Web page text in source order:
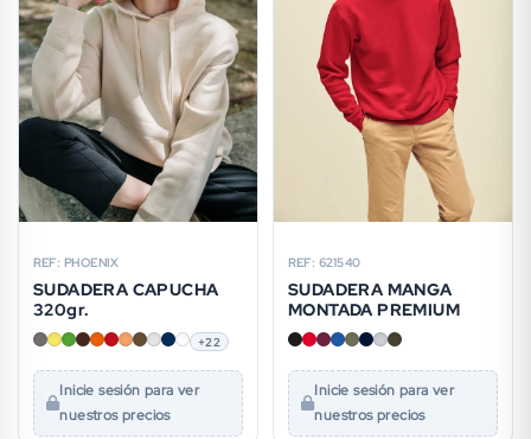
REF: PHOENIX
SUDADERA CAPUCHA
320gr.
+22
Inicie sesión para ver
nuestros precios
REF: 621540
SUDADERA MANGA
MONTADA PREMIUM
Inicie sesión para ver
nuestros precios